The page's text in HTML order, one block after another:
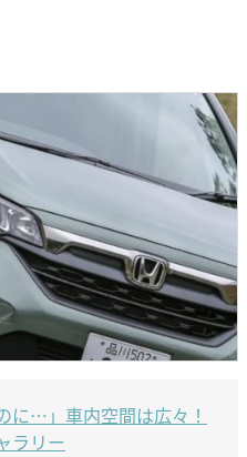
…」車内空間は広々！
ラリー